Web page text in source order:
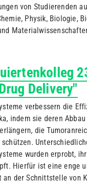
von Studierenden
Physik, Biologie,
Delivery"
verbessern die
indem sie deren
die
wurden erprobt,
Hierfür ist eine enge
an der Schnittstelle von